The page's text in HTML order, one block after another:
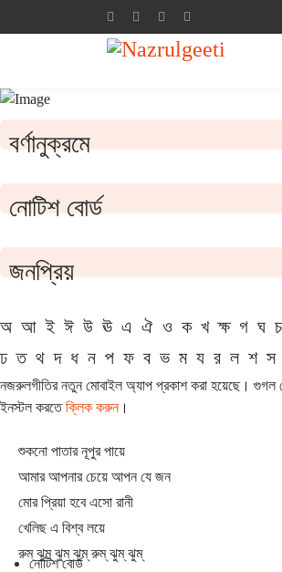
বর্ণানুক্রমে
নোটিশ বোর্ড
জনপ্রিয়
অ আ ই ঈ উ ঊ এ ঐ ও ক খ ক্ষ গ ঘ চ
ঢ ত থ দ ধ ন প ফ ব ভ ম য র ল শ স
নজরুলগীতির নতুন মোবাইল অ্যাপ প্রকাশ করা হয়েছে। গুগল
ইনস্টল করতেক্লিক করুন।
শুকনো পাতার নূপুর পায়ে
আমার আপনার চেয়ে আপন যে জন
মোর প্রিয়া হবে এসো রানী
খেলিছ এ বিশ্ব লয়ে
রুম্ ঝুম্ ঝুম্ ঝুম্ রুম্ ঝুম্ ঝুম্
নোটিশ বোর্ড